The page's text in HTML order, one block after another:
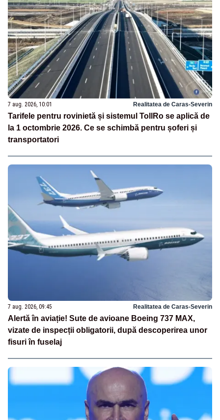
7 aug. 2026, 10:01 Realitatea de Caras-Severin
Tarifele pentru rovinietă și sistemul TollRo se aplică de
la 1 octombrie 2026. Ce se schimbă pentru șoferi și
transportatori
7 aug. 2026, 09:45 Realitatea de Caras-Severin
Alertă în aviație! Sute de avioane Boeing 737 MAX,
vizate de inspecții obligatorii, după descoperirea unor
fisuri în fuselaj